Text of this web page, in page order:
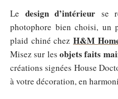
Le design d’intérieur se
photophore bien choisi, un
plaid chiné chez H&M
Misez sur les objets faits
créations signées House
à votre décoration, en